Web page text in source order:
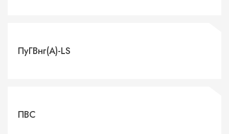
ПуГВнг(А)-LS
ПВС